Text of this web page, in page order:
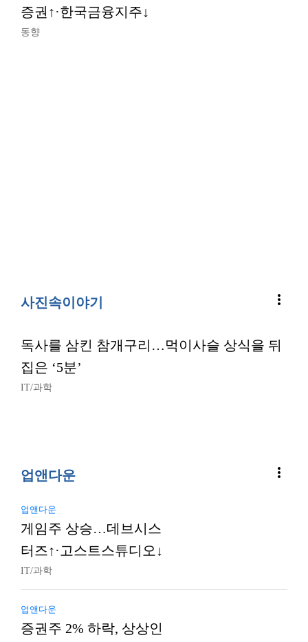
증권↑·한국금융지주↓
동향
사진속이야기 more_vert
독사를 삼킨 참개구리…먹이사슬 상식을 뒤
집은 ‘5분’
IT/과학
업앤다운 more_vert
업앤다운
게임주 상승…데브시스
터즈↑·고스트스튜디오↓
IT/과학
업앤다운
증권주 2% 하락, 상상인